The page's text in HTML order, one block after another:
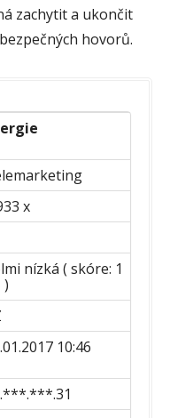
zachytit a ukončit
hovorů.
x
nízká ( skóre: 1
)
10:46